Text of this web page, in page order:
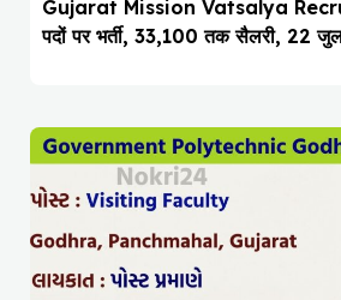
Gujarat Mission Vatsalya
पदों पर भर्ती, ₹33,100 तक सैलरी, 22